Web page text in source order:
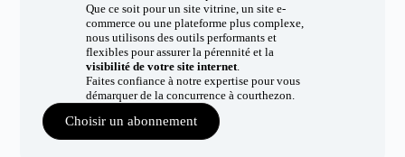
Que ce soit pour un site vitrine, un site e-
commerce ou une plateforme plus complexe,
nous utilisons des outils performants et
flexibles pour assurer la pérennité et la
visibilité de votre site internet.
Faites confiance à notre expertise pour vous
démarquer de la concurrence à courthezon.
Choisir un abonnement